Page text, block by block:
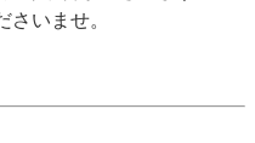
いませ。